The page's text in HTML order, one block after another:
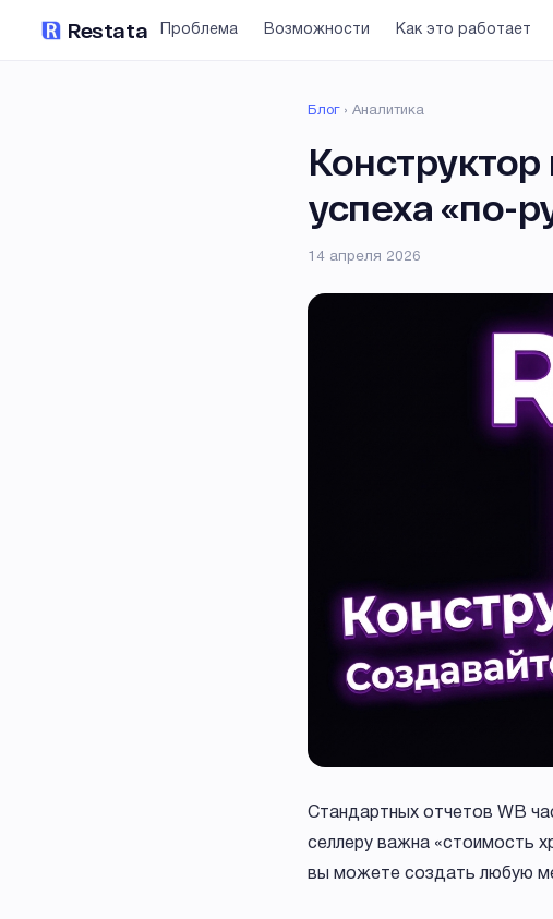
Restata Проблема Возможности Как это работает
Блог › Аналитика
успеха «по-
14 апреля 2026
Стандартных отчетов WB
селлеру важна «стоимость
вы можете создать любую